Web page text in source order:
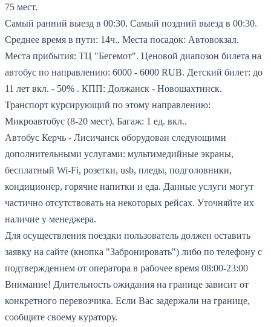
75 мест.
Самый ранний выезд в 00:30. Самый поздний выезд в 00:30.
Среднее время в пути: 14ч.. Места посадок: Автовокзал.
Места прибытия: ТЦ "Бегемот". Ценовой диапозон билета на
автобус по направлению: 6000 - 6000 RUB. Детский билет: до
11 лет вкл. - 50% . КПП: Должанск - Новошахтинск.
Транспорт курсирующий по этому направлению:
Микроавтобус (8-20 мест). Багаж: 1 ед. вкл..
Автобус Керчь - Лисичанск оборудован следующими
дополнительными услугами: мультимедийные экраны,
бесплатный Wi-Fi, розетки, usb, пледы, подголовники,
кондиционер, горячие напитки и еда. Данные услуги могут
частично отсутствовать на некоторых рейсах. Уточняйте их
наличие у менеджера.
Для осуществления поездки пользователь должен оставить
заявку на сайте (кнопка "Забронировать") либо по телефону с
подтверждением от оператора в рабочее время 08:00-23:00
Внимание! Длительность ожидания на границе зависит от
конкретного перевозчика. Если Вас задержали на границе,
сообщите своему куратору.